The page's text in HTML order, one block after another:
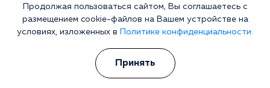
Наркология 24/7
Наркологическая клиника
Цены
Продолжая пользоваться сайтом, Вы соглашаетесь с
размещением cookie-файлов на Вашем устройстве на
условиях, изложенных в
Политике конфиденциальности.
Принять